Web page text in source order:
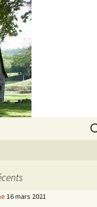
16 mars 2021